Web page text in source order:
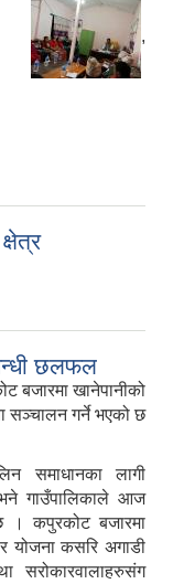
,
छलफल
बजारमा खानेपानीको
सञ्चालन गर्ने भएको छ
समाधानका लागी
गाउँपालिकाले आज
। कपुरकोट बजारमा
योजना कसरि अगाडी
सरोकारवालाहरुसंग